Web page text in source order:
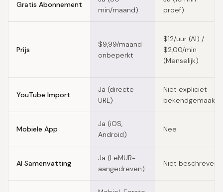
Gratis Abonnement
min/maand)
proef)
Prijs
$9,99/maand
onbeperkt
$12/uur (AI) /
$2,00/min
(Menselijk)
YouTube Import
Ja (directe
URL)
Niet expliciet
bekendgemaakt
Mobiele App
Ja (iOS,
Android)
Nee
AI Samenvatting
Ja (LeMUR-
aangedreven)
Niet beschreven